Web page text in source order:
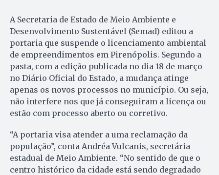
A Secretaria de Estado de Meio Ambiente e
Desenvolvimento Sustentável (Semad) editou a
portaria que suspende o licenciamento ambiental
de empreendimentos em Pirenópolis. Segundo a
pasta, com a edição publicada no dia 18 de março
no Diário Oficial do Estado, a mudança atinge
apenas os novos processos no município. Ou seja,
não interfere nos que já conseguiram a licença ou
estão com processo aberto ou corretivo.
“A portaria visa atender a uma reclamação da
população”, conta Andréa Vulcanis, secretária
estadual de Meio Ambiente. “No sentido de que o
centro histórico da cidade está sendo degradado